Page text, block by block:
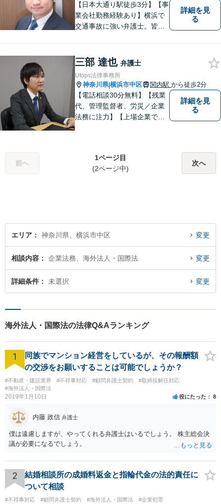
【日本大通り駅徒歩3分】【事
業会社勤務経験あり】横浜で
交通事故に強い弁護士。皆様
最大限サポートいたします。
初回無料相談にて、お気軽に
ご相談くださいませ。
詳細を見
る
三部 達也 弁護士
Utops法律事務所
神奈川県|横浜市中区 関内駅 から徒歩2分
【電話相談30分無料】【残業
代、管理監督者、労災／企業
法務に注力】【上場企業で社
ート！メーカー・建築・教育
など幅広い業種への対応実績
詳細を見
る
前へ
1ページ目
(2ページ中)
次へ
エリア 神奈川県、横浜市中区 変更
相談内容 企業法務、海外法人・国際法 変更
詳細条件 未選択 変更
海外法人・国際法の法律Q&Aランキング
1
同族でマンション経営をしているが、その報酬額
の交渉をお願いすることは可能でしょうか？
#不動産・建設業界 #不祥事対応 #顧問弁護士契約
#取締役解任対応
#海外法人・国際法
2019年1月10日 役にたった 8
内藤 政信 弁護士
僕は遠慮しますが、やってくれる弁護士はいるでしょう。 株主総会決
議が必要になるでしょう。
2
結婚相談所の成婚料返金と指輪代金の法的責任に
ついて相談
#不祥事対応 #顧問弁護士契約 #海外法人・国際法
#企業犯罪